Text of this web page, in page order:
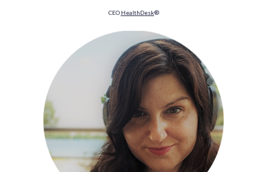
CEO HealthDesk®